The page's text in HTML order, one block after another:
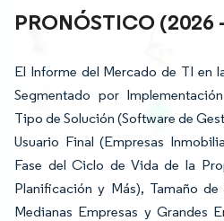
PRONÓSTICO (2026
El Informe del Mercado de TI en
Segmentado por
Tipo de Solución (Software de
Usuario Final (Empresas
Fase del Ciclo de Vida de la
Planificación y Más), Tamaño
Medianas Empresas y Grandes